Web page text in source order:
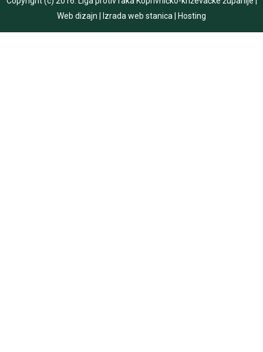
Web dizajn
Izrada web stanica Hosting